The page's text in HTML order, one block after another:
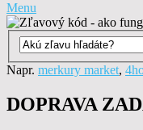
Menu
Napr. merkury market,
DOPRAVA